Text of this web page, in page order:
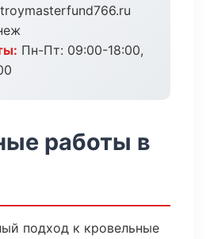
Пн-Пт: 09:00-18:00,
работы в
подход к кровельные